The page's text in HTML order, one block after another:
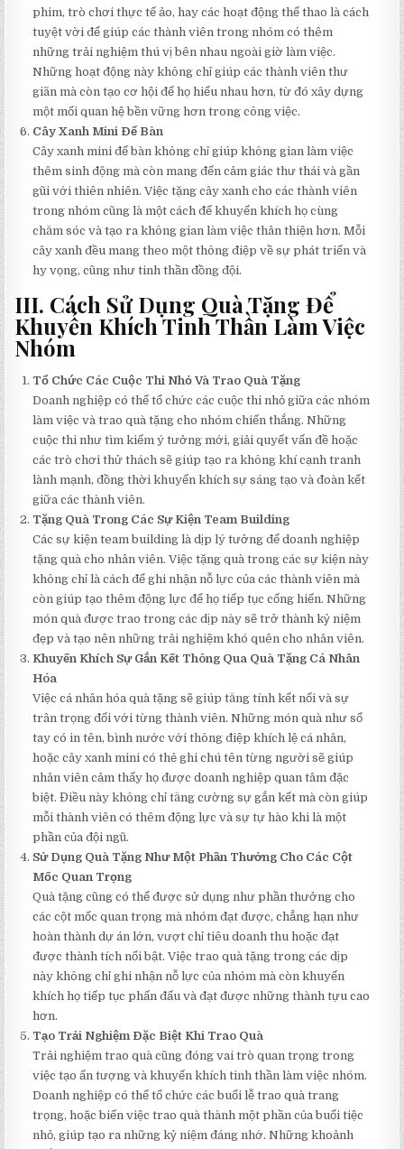
phim, trò chơi thực tế ảo, hay các hoạt động thể thao là cách
tuyệt vời để giúp các thành viên trong nhóm có thêm
những trải nghiệm thú vị bên nhau ngoài giờ làm việc.
Những hoạt động này không chỉ giúp các thành viên thư
giãn mà còn tạo cơ hội để họ hiểu nhau hơn, từ đó xây dựng
một mối quan hệ bền vững hơn trong công việc.
Cây Xanh Mini Để Bàn
Cây xanh mini để bàn không chỉ giúp không gian làm việc
thêm sinh động mà còn mang đến cảm giác thư thái và gần
gũi với thiên nhiên. Việc tặng cây xanh cho các thành viên
trong nhóm cũng là một cách để khuyến khích họ cùng
chăm sóc và tạo ra không gian làm việc thân thiện hơn. Mỗi
cây xanh đều mang theo một thông điệp về sự phát triển và
hy vọng, cũng như tinh thần đồng đội.
III. Cách Sử Dụng Quà Tặng Để
Khuyến Khích Tinh Thần Làm Việc
Nhóm
Tổ Chức Các Cuộc Thi Nhỏ Và Trao Quà Tặng
Doanh nghiệp có thể tổ chức các cuộc thi nhỏ giữa các nhóm
làm việc và trao quà tặng cho nhóm chiến thắng. Những
cuộc thi như tìm kiếm ý tưởng mới, giải quyết vấn đề hoặc
các trò chơi thử thách sẽ giúp tạo ra không khí cạnh tranh
lành mạnh, đồng thời khuyến khích sự sáng tạo và đoàn kết
giữa các thành viên.
Tặng Quà Trong Các Sự Kiện Team Building
Các sự kiện team building là dịp lý tưởng để doanh nghiệp
tặng quà cho nhân viên. Việc tặng quà trong các sự kiện này
không chỉ là cách để ghi nhận nỗ lực của các thành viên mà
còn giúp tạo thêm động lực để họ tiếp tục cống hiến. Những
món quà được trao trong các dịp này sẽ trở thành kỷ niệm
đẹp và tạo nên những trải nghiệm khó quên cho nhân viên.
Khuyến Khích Sự Gắn Kết Thông Qua Quà Tặng Cá Nhân
Hóa
Việc cá nhân hóa quà tặng sẽ giúp tăng tính kết nối và sự
trân trọng đối với từng thành viên. Những món quà như sổ
tay có in tên, bình nước với thông điệp khích lệ cá nhân,
hoặc cây xanh mini có thẻ ghi chú tên từng người sẽ giúp
nhân viên cảm thấy họ được doanh nghiệp quan tâm đặc
biệt. Điều này không chỉ tăng cường sự gắn kết mà còn giúp
mỗi thành viên có thêm động lực và sự tự hào khi là một
phần của đội ngũ.
Sử Dụng Quà Tặng Như Một Phần Thưởng Cho Các Cột
Mốc Quan Trọng
Quà tặng cũng có thể được sử dụng như phần thưởng cho
các cột mốc quan trọng mà nhóm đạt được, chẳng hạn như
hoàn thành dự án lớn, vượt chỉ tiêu doanh thu hoặc đạt
được thành tích nổi bật. Việc trao quà tặng trong các dịp
này không chỉ ghi nhận nỗ lực của nhóm mà còn khuyến
khích họ tiếp tục phấn đấu và đạt được những thành tựu cao
hơn.
Tạo Trải Nghiệm Đặc Biệt Khi Trao Quà
Trải nghiệm trao quà cũng đóng vai trò quan trọng trong
việc tạo ấn tượng và khuyến khích tinh thần làm việc nhóm.
Doanh nghiệp có thể tổ chức các buổi lễ trao quà trang
trọng, hoặc biến việc trao quà thành một phần của buổi tiệc
nhỏ, giúp tạo ra những kỷ niệm đáng nhớ. Những khoảnh